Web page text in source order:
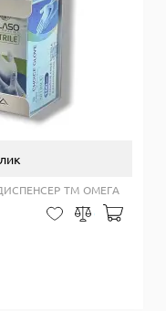
ТМ ОМЕГА
В закладки
Сравнить